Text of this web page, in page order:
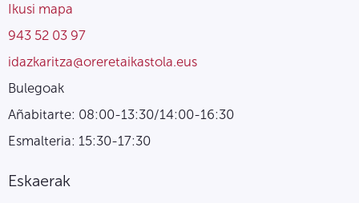
Ikusi mapa
943 52 03 97
idazkaritza@oreretaikastola.eus
Bulegoak
Añabitarte: 08:00-13:30/14:00-16:30
Esmalteria: 15:30-17:30
Eskaerak